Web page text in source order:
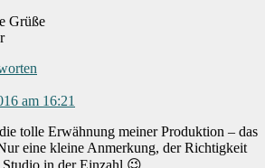
Grüße
am 16:21
tolle Erwähnung meiner Produktion – das
eine kleine Anmerkung, der Richtigkeit